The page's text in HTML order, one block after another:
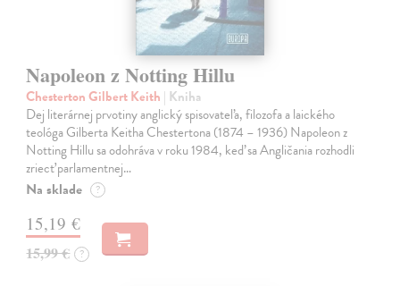
Napoleon z Notting Hillu
Chesterton Gilbert Keith | Kniha
Dej literárnej prvotiny anglický spisovateľa, filozofa a laického
teológa Gilberta Keitha Chestertona (1874 – 1936) Napoleon z
Notting Hillu sa odohráva v roku 1984, keď sa Angličania rozhodli
zriecť parlamentnej…
Na sklade ?
15,19 €
15,99 € ?